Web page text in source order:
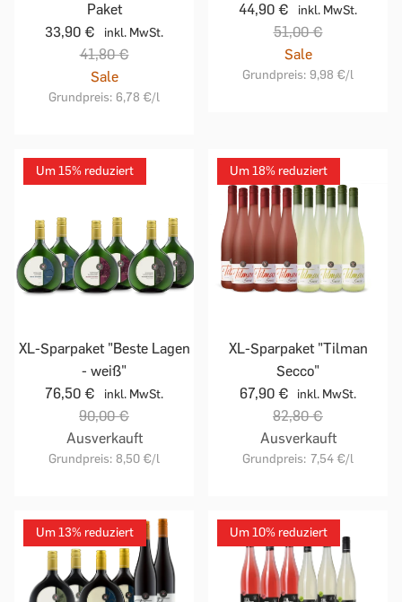
Paket
33,90 €
inkl. MwSt.
41,80 €
Sale
Grundpreis: 6,78 €/l
44,90 € inkl. MwSt.
51,00 €
Sale
Grundpreis: 9,98 €/l
Um 15% reduziert
XL-Sparpaket "Beste Lagen
- weiß"
76,50 €
inkl. MwSt.
90,00 €
Ausverkauft
Grundpreis: 8,50 €/l
Um 18% reduziert
XL-Sparpaket "Tilman
Secco"
67,90 €
inkl. MwSt.
82,80 €
Ausverkauft
Grundpreis: 7,54 €/l
Um 13% reduziert Um 10% reduziert